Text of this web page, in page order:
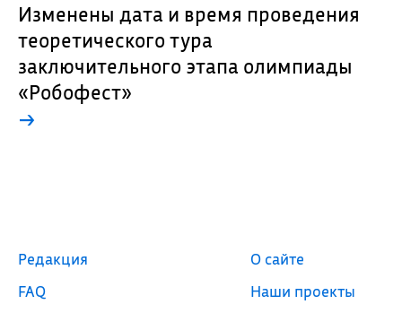
Изменены дата и время проведения
теоретического тура
заключительного этапа олимпиады
«Робофест»
→
Редакция
FAQ
О сайте
Наши проекты